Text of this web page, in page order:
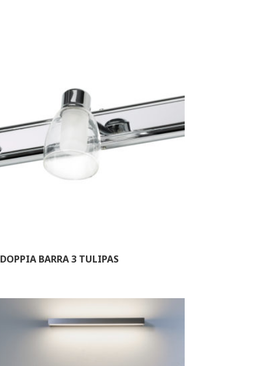
DOPPIA BARRA 3 TULIPAS